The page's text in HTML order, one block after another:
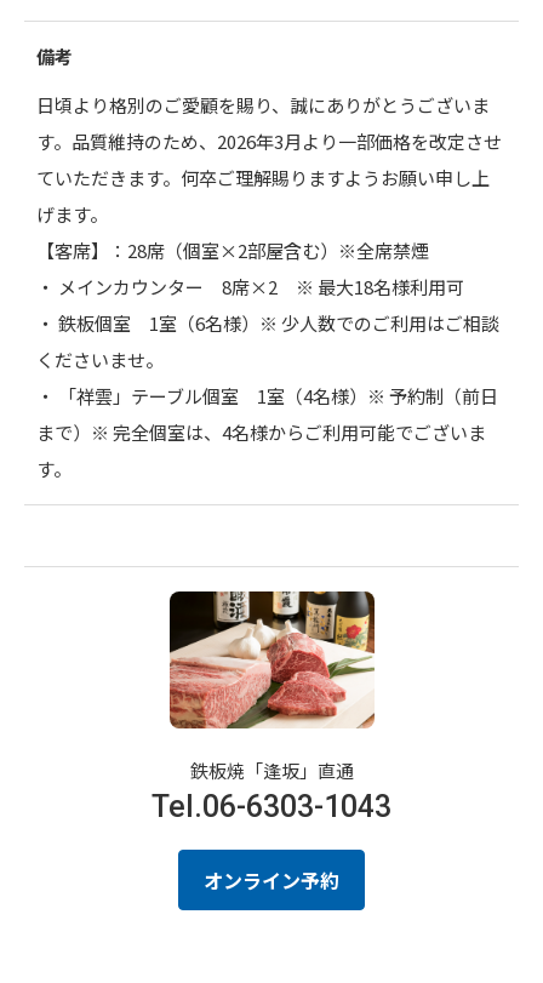
備考
日頃より格別のご愛顧を賜り、誠にありがとうございま
す。品質維持のため、2026年3月より一部価格を改定させ
ていただきます。何卒ご理解賜りますようお願い申し上
げます。
【客席】：28席（個室×2部屋含む）※全席禁煙
・ メインカウンター 8席×2 ※ 最大18名様利用可
・ 鉄板個室 1室（6名様）※ 少人数でのご利用はご相談
くださいませ。
・ 「祥雲」テーブル個室 1室（4名様）※ 予約制（前日
まで）※ 完全個室は、4名様からご利用可能でございま
す。
鉄板焼「逢坂」直通
Tel.06-6303-1043
オンライン予約